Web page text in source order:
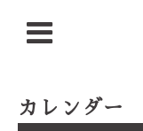
カレンダー